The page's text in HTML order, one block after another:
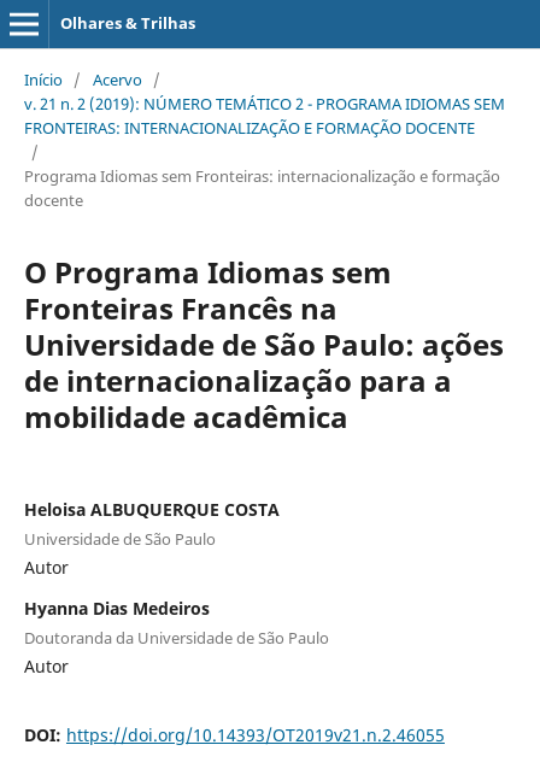
Olhares & Trilhas
Início / Acervo /
v. 21 n. 2 (2019): NÚMERO TEMÁTICO 2 - PROGRAMA IDIOMAS SEM
FRONTEIRAS: INTERNACIONALIZAÇÃO E FORMAÇÃO DOCENTE
/
Programa Idiomas sem Fronteiras: internacionalização e formação
docente
O Programa Idiomas sem
Fronteiras Francês na
Universidade de São Paulo: ações
de internacionalização para a
mobilidade acadêmica
Heloisa ALBUQUERQUE COSTA
Universidade de São Paulo
Autor
Hyanna Dias Medeiros
Doutoranda da Universidade de São Paulo
Autor
DOI: https://doi.org/10.14393/OT2019v21.n.2.46055